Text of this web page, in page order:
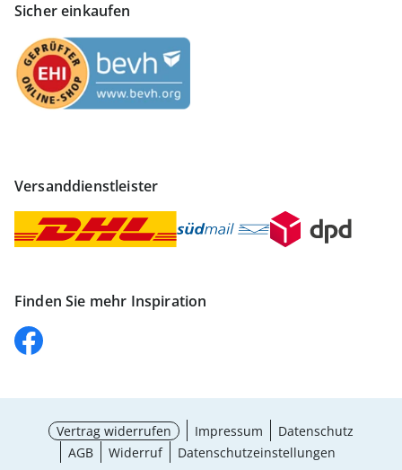
Sicher einkaufen
Versanddienstleister
Finden Sie mehr Inspiration
Vertrag widerrufen Impressum
Datenschutz
AGB
Widerruf Datenschutzeinstellungen